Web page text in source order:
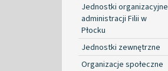
Jednostki organizacyjne
administracji Filii w
Płocku
Jednostki zewnętrzne
Organizacje społeczne